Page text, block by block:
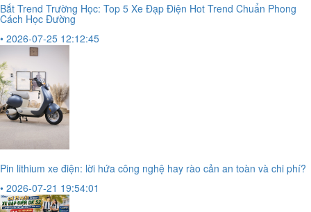
Bắt Trend Trường Học: Top 5 Xe Đạp Điện Hot Trend Chuẩn Phong
Cách Học Đường
• 2026-07-25 12:12:45
Pin lithium xe điện: lời hứa công nghệ hay rào cản an toàn và chi phí?
• 2026-07-21 19:54:01